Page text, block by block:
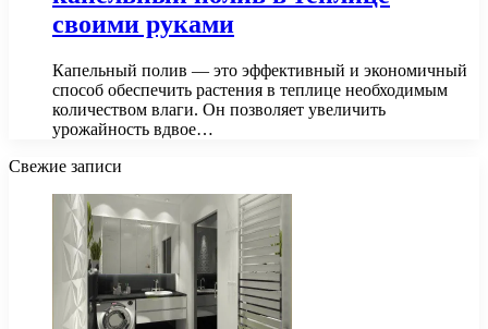
своими руками
Капельный полив — это эффективный и экономичный
способ обеспечить растения в теплице необходимым
количеством влаги. Он позволяет увеличить
урожайность вдвое…
Свежие записи